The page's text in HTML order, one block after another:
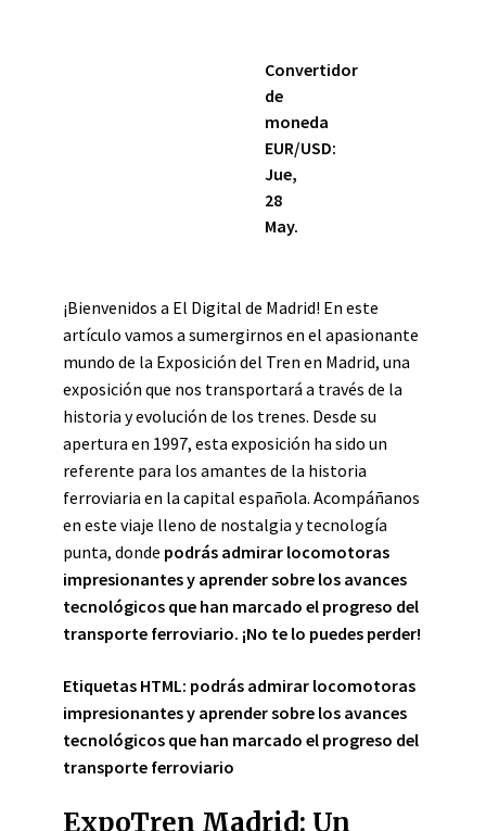
¡Bienvenidos a El Digital de Madrid! En este
artículo vamos a sumergirnos en el apasionante
mundo de la Exposición del Tren en Madrid, una
exposición que nos transportará a través de la
historia y evolución de los trenes. Desde su
apertura en 1997, esta exposición ha sido un
referente para los amantes de la historia
ferroviaria en la capital española. Acompáñanos
en este viaje lleno de nostalgia y tecnología
punta, donde podrás admirar locomotoras
impresionantes y aprender sobre los avances
tecnológicos que han marcado el progreso del
transporte ferroviario. ¡No te lo puedes perder!
Etiquetas HTML: podrás admirar locomotoras
impresionantes y aprender sobre los avances
tecnológicos que han marcado el progreso del
transporte ferroviario
ExpoTren Madrid: Un
Convertidor
de
moneda
EUR/USD:
Jue,
28
May.